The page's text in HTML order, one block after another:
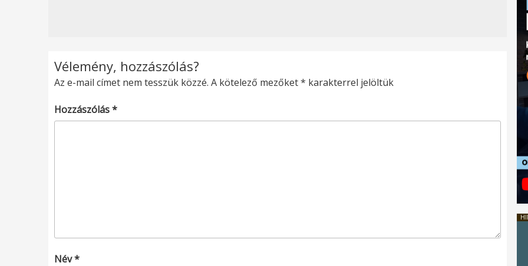
Vélemény, hozzászólás?
Az e-mail címet nem tesszük közzé. A kötelező mezőket* karakterrel jelöltük
Hozzászólás*
Név*